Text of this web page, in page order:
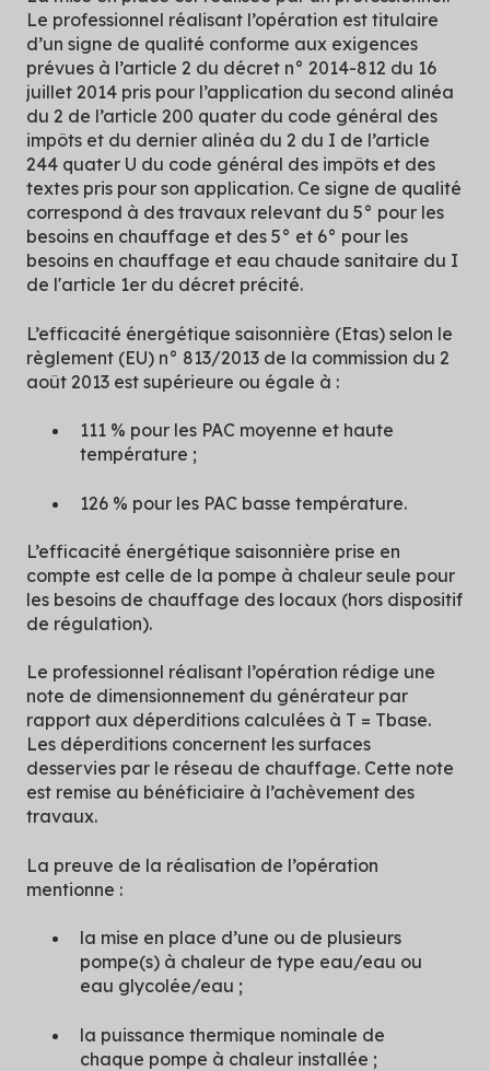
Le professionnel réalisant l’opération est titulaire
d’un signe de qualité conforme aux exigences
prévues à l’article 2 du décret n° 2014-812 du 16
juillet 2014 pris pour l’application du second alinéa
du 2 de l’article 200 quater du code général des
impôts et du dernier alinéa du 2 du I de l’article
244 quater U du code général des impôts et des
textes pris pour son application. Ce signe de qualité
correspond à des travaux relevant du 5° pour les
besoins en chauffage et des 5° et 6° pour les
besoins en chauffage et eau chaude sanitaire du I
de l'article 1er du décret précité.
L’efficacité énergétique saisonnière (Etas) selon le
règlement (EU) n° 813/2013 de la commission du 2
août 2013 est supérieure ou égale à :
111 % pour les PAC moyenne et haute
température ;
126 % pour les PAC basse température.
L’efficacité énergétique saisonnière prise en
compte est celle de la pompe à chaleur seule pour
les besoins de chauffage des locaux (hors dispositif
de régulation).
Le professionnel réalisant l’opération rédige une
note de dimensionnement du générateur par
rapport aux déperditions calculées à T = Tbase.
Les déperditions concernent les surfaces
desservies par le réseau de chauffage. Cette note
est remise au bénéficiaire à l’achèvement des
travaux.
La preuve de la réalisation de l’opération
mentionne :
la mise en place d’une ou de plusieurs
pompe(s) à chaleur de type eau/eau ou
eau glycolée/eau ;
la puissance thermique nominale de
chaque pompe à chaleur installée ;